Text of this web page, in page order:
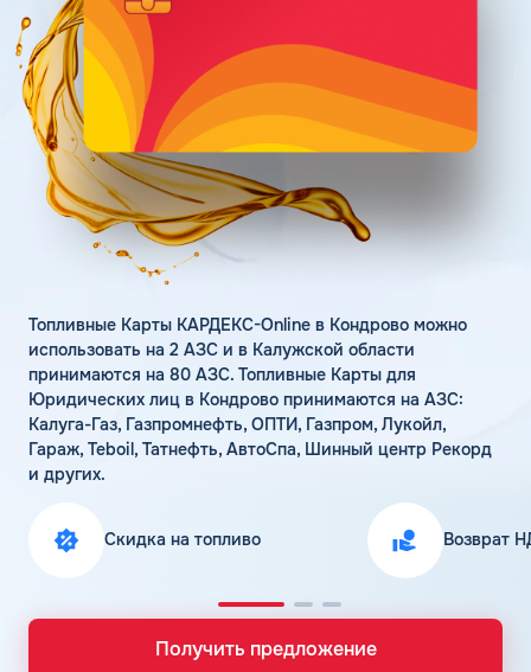
Статьи
Цена бензина и ДТ
Личный кабинет
Карта АЗС
Получить консультацию
Топливные Карты КАРДЕКС-Online в Кондрово можно
использовать на 2 АЗС и в Калужской области
принимаются на 80 АЗС. Топливные Карты для
Юридических лиц в Кондрово принимаются на АЗС:
Калуга-Газ, Газпромнефть, ОПТИ, Газпром, Лукойл,
Гараж, Teboil, Татнефть, АвтоСпа, Шинный центр Рекорд
и других.
Скидка на топливо Возврат
Получить предложение